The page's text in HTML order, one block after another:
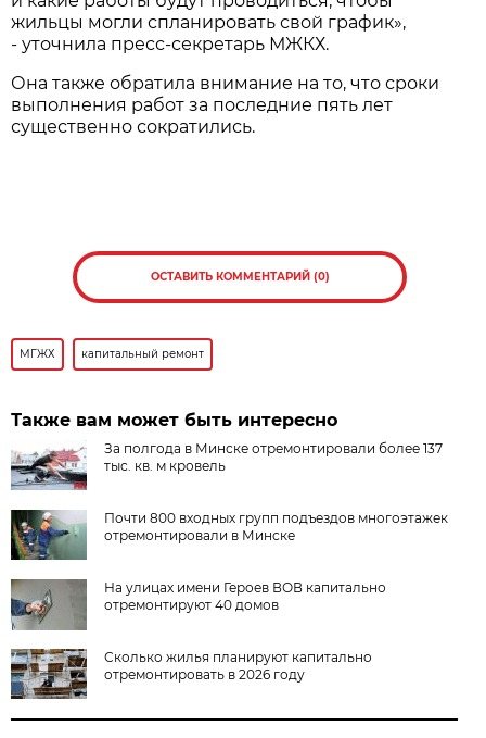
жильцы могли спланировать свой график»,
- уточнила пресс-секретарь МЖКХ.
Она также обратила внимание на то, что сроки
выполнения работ за последние пять лет
существенно сократились.
ОСТАВИТЬ КОММЕНТАРИЙ (0)
МГЖХ капитальный ремонт
Также вам может быть интересно
За полгода в Минске отремонтировали более 137
тыс. кв. м кровель
Почти 800 входных групп подъездов многоэтажек
отремонтировали в Минске
На улицах имени Героев ВОВ капитально
отремонтируют 40 домов
Сколько жилья планируют капитально
отремонтировать в 2026 году